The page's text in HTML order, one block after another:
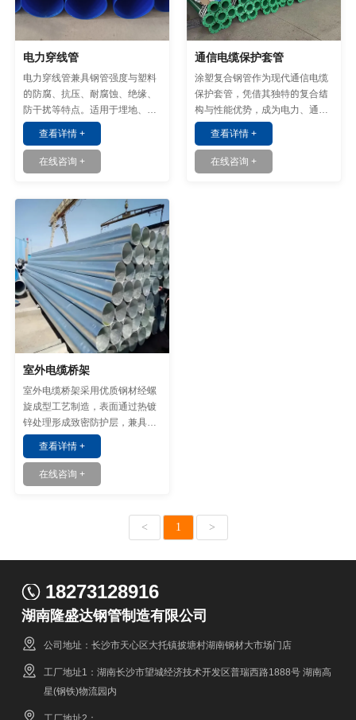
电力穿线管
电力穿线管兼具钢管强度与塑料
的防腐、抗压、耐腐蚀、绝缘、
防干扰等特点。适用于埋地、裸
露、工业区等严苛环境。
查看详情 +
在线咨询 +
通信电缆保护套管
涂塑复合钢管作为现代通信电缆
保护套管，凭借其独特的复合结
构与性能优势，成为电力、通信
及市政工程中电缆防护的材料。
查看详情 +
在线咨询 +
室外电缆桥架
室外电缆桥架采用优质钢材经螺
旋成型工艺制造，表面通过热镀
锌处理形成致密防护层，兼具结
构强度与长效防腐能力。
查看详情 +
在线咨询 +
< 1 >
18273128916
湖南隆盛达钢管制造有限公司
公司地址：长沙市天心区大托镇披塘村湖南钢材大市场门店
工厂地址1：湖南长沙市望城经济技术开发区普瑞西路1888号 湖南高
星(钢铁)物流园内